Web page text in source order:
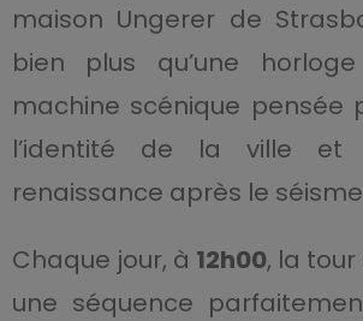
maison Ungerer de
bien plus qu’une
machine scénique pensée
l’identité de la ville et
renaissance après le séisme
Chaque jour, à 12h00, la tour
une séquence